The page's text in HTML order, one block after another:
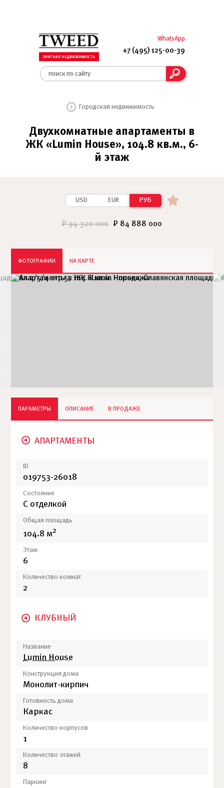
WhatsApp
+7 (495) 125-00-39
Городская недвижимость
Двухкомнатные апартаменты в
ЖК «Lumin House», 104.8 кв.м., 6-
й этаж
USD EUR РУБ
₽ 94 320 000 ₽ 84 888 000
ФОТОГРАФИИ НА КАРТЕ
ПАРАМЕТРЫ ОПИСАНИЕ В ПРОДАЖЕ
АПАРТАМЕНТЫ
ID
019753-26018
Состояние
С отделкой
Общая площадь
104.8 м2
Этаж
6
Количество комнат
2
КЛУБНЫЙ
Название
Lumin House
Конструкция дома
Монолит-кирпич
Готовность дома
Каркас
Количество корпусов
1
Количество этажей
8
Паркинг